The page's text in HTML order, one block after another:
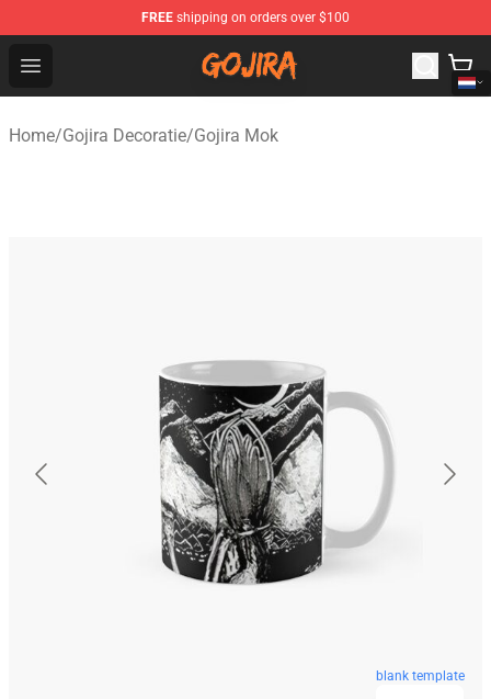
FREE shipping on orders over $100
Open menu
Gojira Shop - Official Gojira Merchandise Store
Home/Gojira Decoratie/Gojira Mok
blank template